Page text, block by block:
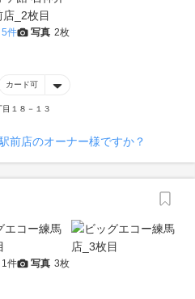
5件 写真 2枚
カード可
１８－１３
前店のオーナー様ですか？
1件 写真 3枚